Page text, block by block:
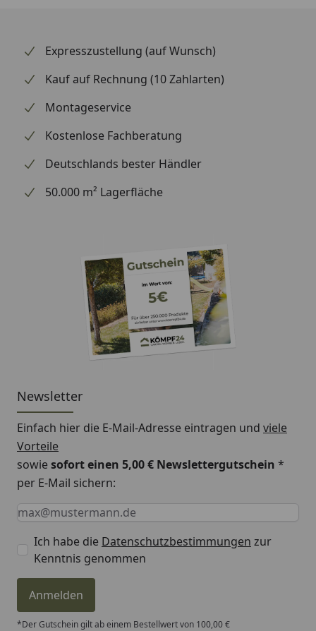
Expresszustellung (auf Wunsch)
Kauf auf Rechnung (10 Zahlarten)
Montageservice
Kostenlose Fachberatung
Deutschlands bester Händler
50.000 m² Lagerfläche
Newsletter
Einfach hier die E-Mail-Adresse eintragen und viele
Vorteile
sowiesofort einen 5,00 € Newslettergutschein *
per E-Mail sichern:
Keine Eingabe erforderlich
Eingabe erforderlich
E-Mail *
Ich habe die Datenschutzbestimmungen zur
Kenntnis genommen
Anmelden
*Der Gutschein gilt ab einem Bestellwert von 100,00 €